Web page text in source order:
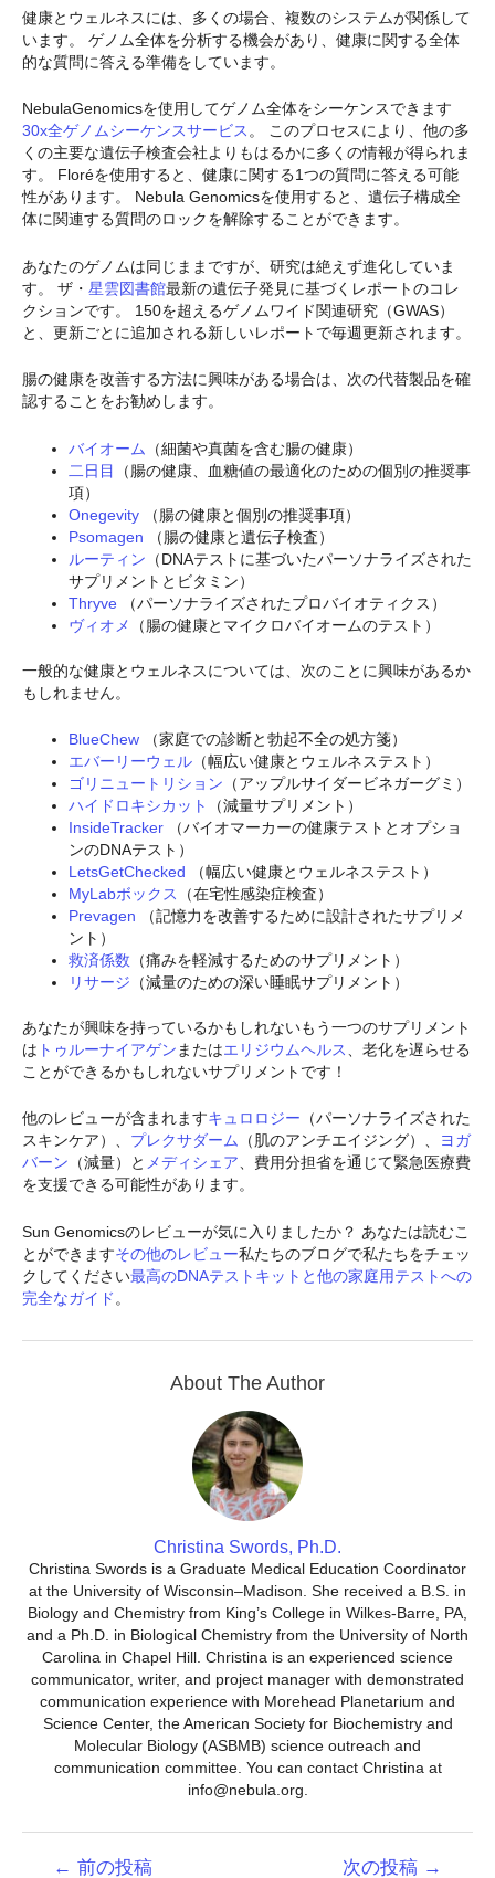
健康とウェルネスには、多くの場合、複数のシステムが関係して
います。 ゲノム全体を分析する機会があり、健康に関する全体
的な質問に答える準備をしています。
NebulaGenomicsを使用してゲノム全体をシーケンスできます
30x全ゲノムシーケンスサービス。 このプロセスにより、他の多
くの主要な遺伝子検査会社よりもはるかに多くの情報が得られま
す。 Floréを使用すると、健康に関する1つの質問に答える可能
性があります。 Nebula Genomicsを使用すると、遺伝子構成全
体に関連する質問のロックを解除することができます。
あなたのゲノムは同じままですが、研究は絶えず進化していま
す。 ザ・ 星雲図書館最新の遺伝子発見に基づくレポートのコレ
クションです。 150を超えるゲノムワイド関連研究（GWAS）
と、更新ごとに追加される新しいレポートで毎週更新されます。
腸の健康を改善する方法に興味がある場合は、次の代替製品を確
認することをお勧めします。
バイオーム
（細菌や真菌を含む腸の健康）
二日目
（腸の健康、血糖値の最適化のための個別の推奨事
項）
Onegevity （腸の健康と個別の推奨事項）
Psomagen （腸の健康と遺伝子検査）
ルーティン （DNAテストに基づいたパーソナライズされた
サプリメントとビタミン）
Thryve （パーソナライズされたプロバイオティクス）
ヴィオメ
（腸の健康とマイクロバイオームのテスト）
一般的な健康とウェルネスについては、次のことに興味があるか
もしれません。
BlueChew （家庭での診断と勃起不全の処方箋）
エバーリーウェル （幅広い健康とウェルネステスト）
ゴリニュートリション （アップルサイダービネガーグミ）
ハイドロキシカット
（減量サプリメント）
InsideTracker （バイオマーカーの健康テストとオプショ
ンのDNAテスト）
LetsGetChecked （幅広い健康とウェルネステスト）
MyLabボックス
（在宅性感染症検査）
Prevagen （記憶力を改善するために設計されたサプリメ
ント）
救済係数 （痛みを軽減するためのサプリメント）
リサージ （減量のための深い睡眠サプリメント）
あなたが興味を持っているかもしれないもう一つのサプリメント
は トゥルーナイアゲン またはエリジウムヘルス
、老化を遅らせる
ことができるかもしれないサプリメントです！
他のレビューが含まれますキュロロジー （パーソナライズされた
スキンケア）、 プレクサダーム （肌のアンチエイジング）、
ヨガ
バーン （減量）と メディシェア、費用分担省を通じて緊急医療費
を支援できる可能性があります。
Sun Genomicsのレビューが気に入りましたか？ あなたは読むこ
とができますその他のレビュー私たちのブログで私たちをチェッ
クしてください最高のDNAテストキットと他の家庭用テストへの
完全なガイド 。
About The Author
Christina Swords, Ph.D.
Christina Swords is a Graduate Medical Education Coordinator
at the University of Wisconsin–Madison. She received a B.S. in
Biology and Chemistry from King’s College in Wilkes-Barre, PA,
and a Ph.D. in Biological Chemistry from the University of North
Carolina in Chapel Hill. Christina is an experienced science
communicator, writer, and project manager with demonstrated
communication experience with Morehead Planetarium and
Science Center, the American Society for Biochemistry and
Molecular Biology (ASBMB) science outreach and
communication committee. You can contact Christina at
info@nebula.org.
← 前の投稿 次の投稿 →